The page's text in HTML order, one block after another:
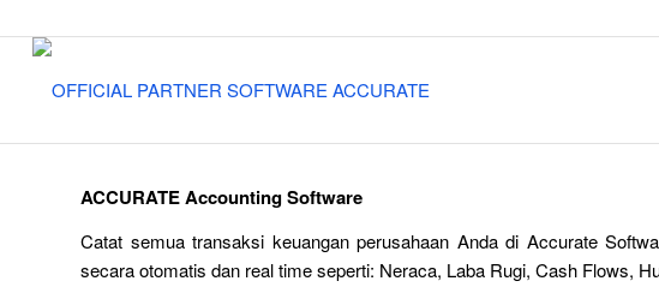
ACCURATE Accounting Software
Catat semua transaksi keuangan perusahaan Anda di Accurate
secara otomatis dan real time seperti: Neraca, Laba Rugi, Cash Flows,